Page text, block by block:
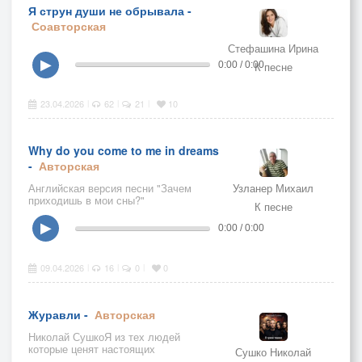
Я струн души не обрывала -
Соавторская
Стефашина Ирина
К песне
▶ 0:00 / 0:00
23.04.2026 62 21 10
Why do you come to me in dreams
- Авторская
Английская версия песни "Зачем
приходишь в мои сны?"
Узланер Михаил
К песне
▶ 0:00 / 0:00
09.04.2026 16 0 0
Журавли - Авторская
Николай СушкоЯ из тех людей
которые ценят настоящих
Сушко Николай